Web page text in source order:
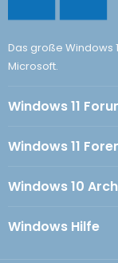
Das große Windows
Microsoft.
Windows 11
Windows 11
Windows 10
Windows Hilfe